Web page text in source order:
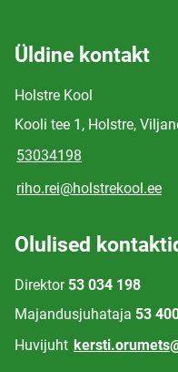
Üldine kontakt
Holstre Kool
Kooli tee 1, Holstre,
53034198
riho.rei@holstrekool.ee
Olulised
Direktor 53 034 198
Majandusjuhataja 53
Huvijuht